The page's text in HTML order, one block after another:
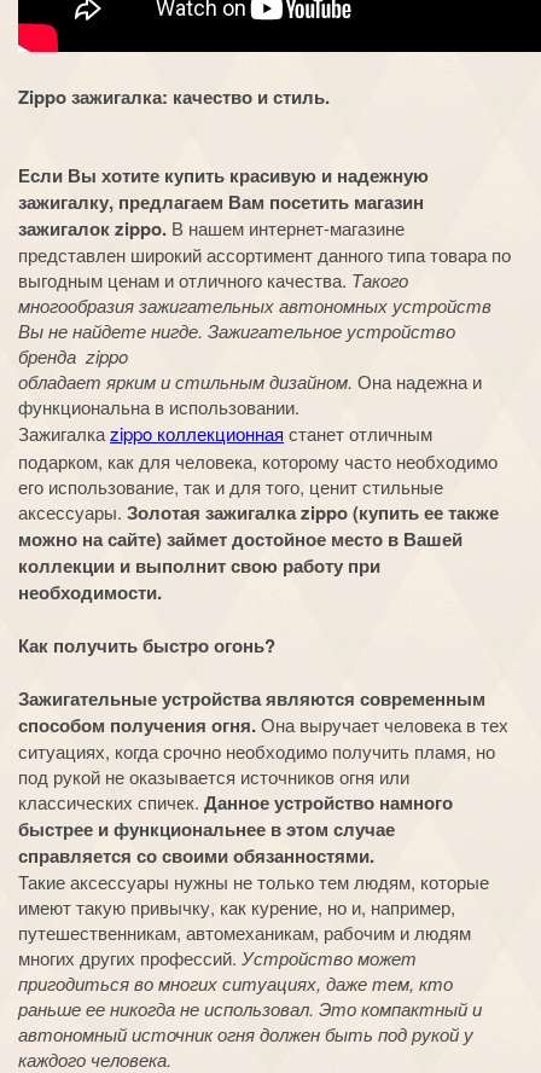
Zippo зажигалка: качество и стиль.
Если Вы хотите купить красивую и надежную
зажигалку, предлагаем Вам посетить магазин
зажигалок zippo. В нашем интернет-магазине
представлен широкий ассортимент данного типа товара по
выгодным ценам и отличного качества. Такого
многообразия зажигательных автономных устройств
Вы не найдете нигде. Зажигательное устройство
бренда zippo
обладает ярким и стильным дизайном. Она надежна и
функциональна в использовании.
Зажигалкаzippo коллекционная станет отличным
подарком, как для человека, которому часто необходимо
его использование, так и для того, ценит стильные
аксессуары. Золотая зажигалка zippo (купить ее также
можно на сайте) займет достойное место в Вашей
коллекции и выполнит свою работу при
необходимости.
Как получить быстро огонь?
Зажигательные устройства являются современным
способом получения огня.Она выручает человека в тех
ситуациях, когда срочно необходимо получить пламя, но
под рукой не оказывается источников огня или
классических спичек. Данное устройство намного
быстрее и функциональнее в этом случае
справляется со своими обязанностями.
Такие аксессуары нужны не только тем людям, которые
имеют такую привычку, как курение, но и, например,
путешественникам, автомеханикам, рабочим и людям
многих других профессий. Устройство может
пригодиться во многих ситуациях, даже тем, кто
раньше ее никогда не использовал. Это компактный и
автономный источник огня должен быть под рукой у
каждого человека.